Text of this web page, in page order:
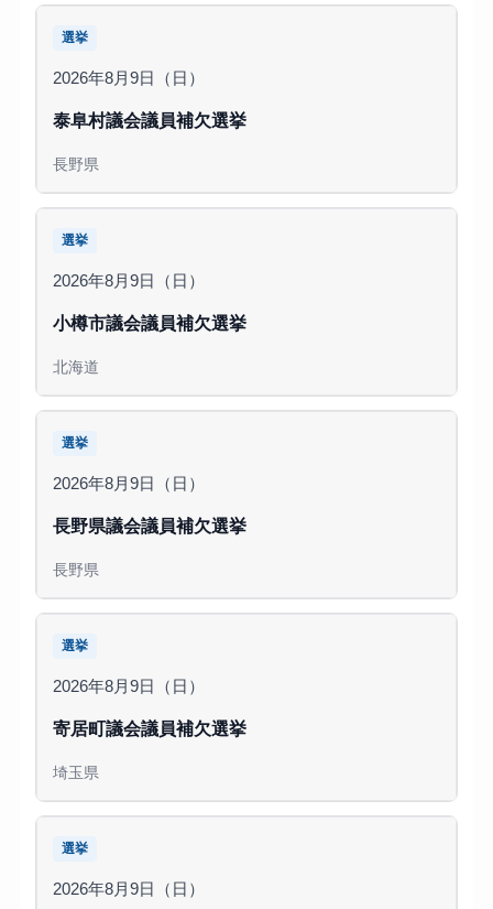
選挙
2026年8月9日（日）
泰阜村議会議員補欠選挙
長野県
選挙
2026年8月9日（日）
小樽市議会議員補欠選挙
北海道
選挙
2026年8月9日（日）
長野県議会議員補欠選挙
長野県
選挙
2026年8月9日（日）
寄居町議会議員補欠選挙
埼玉県
選挙
2026年8月9日（日）